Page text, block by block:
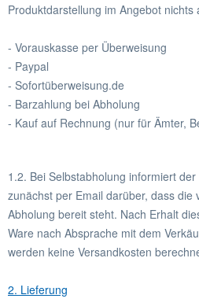
Produktdarstellung im Angebot nichts
- Vorauskasse per Überweisung
- Paypal
- Sofortüberweisung.de
- Barzahlung bei Abholung
- Kauf auf Rechnung (nur für Ämter,
1.2. Bei Selbstabholung informiert
zunächst per Email darüber, dass die
Abholung bereit steht. Nach Erhalt
Ware nach Absprache mit dem
werden keine Versandkosten
2. Lieferung